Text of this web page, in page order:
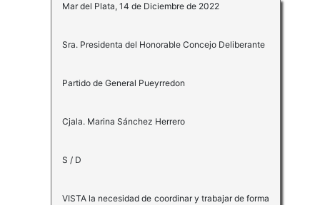
Mar del Plata, 14 de Diciembre de 2022
Sra. Presidenta del Honorable Concejo Deliberante
Partido de General Pueyrredon
Cjala. Marina Sánchez Herrero
S / D
VISTA la necesidad de coordinar y trabajar de forma